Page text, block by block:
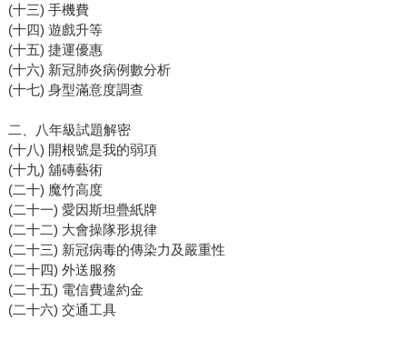
(十三) 手機費
(十四) 遊戲升等
(十五) 捷運優惠
(十六) 新冠肺炎病例數分析
(十七) 身型滿意度調查
二、八年級試題解密
(十八) 開根號是我的弱項
(十九) 舖磚藝術
(二十) 魔竹高度
(二十一) 愛因斯坦疊紙牌
(二十二) 大會操隊形規律
(二十三) 新冠病毒的傳染力及嚴重性
(二十四) 外送服務
(二十五) 電信費違約金
(二十六) 交通工具